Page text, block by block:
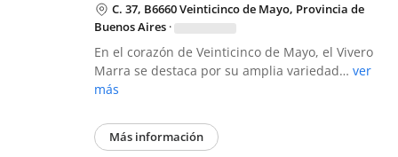
C. 37, B6660 Veinticinco de Mayo, Provincia de
Buenos Aires ·
En el corazón de Veinticinco de Mayo, el Vivero
Marra se destaca por su amplia variedad… ver
más
Más información